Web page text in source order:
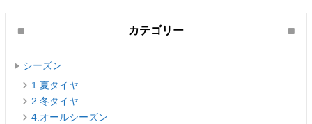
カテゴリー
シーズン
1.夏タイヤ
2.冬タイヤ
4.オールシーズン